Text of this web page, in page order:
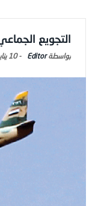
التجويع
Editor
-10 يناير,2016